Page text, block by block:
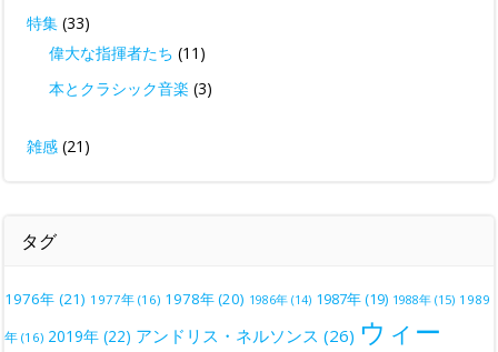
特集 (33)
偉大な指揮者たち (11)
本とクラシック音楽 (3)
雑感 (21)
タグ
1976年 (21) 1977年 (16) 1978年(20) 1986年 (14) 1987年(19) 1988年 (15) 1989
年 (16) 2019年 (22) アンドリス・ネルソンス (26) ウィー